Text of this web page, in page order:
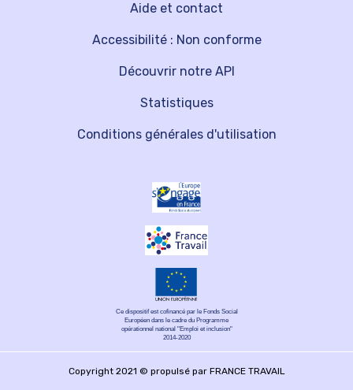
Découvrir notre API
Aide et contact
Statistiques
Accessibilité : Non conforme
Conditions générales d'utilisation
Ce dispositif est cofinancé par le Fonds Social
Européen dans le cadre du Programme
opérationnel national "Emploi et inclusion"
2014-2020
Copyright 2021 © propulsé par FRANCE TRAVAIL